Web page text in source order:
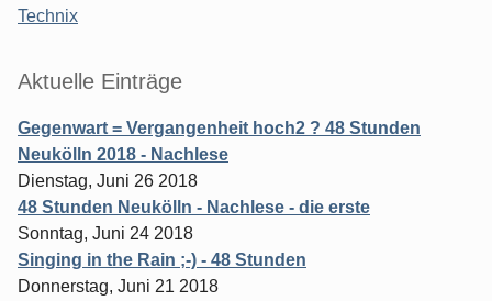
Technix
Aktuelle Einträge
Gegenwart = Vergangenheit hoch2 ? 48 Stunden
Neukölln 2018 - Nachlese
Dienstag, Juni 26 2018
48 Stunden Neukölln - Nachlese - die erste
Sonntag, Juni 24 2018
Singing in the Rain ;-) - 48 Stunden
Donnerstag, Juni 21 2018